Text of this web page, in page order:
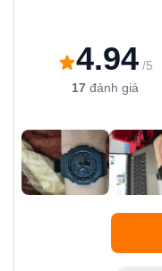
4.94/5
17 đánh giá